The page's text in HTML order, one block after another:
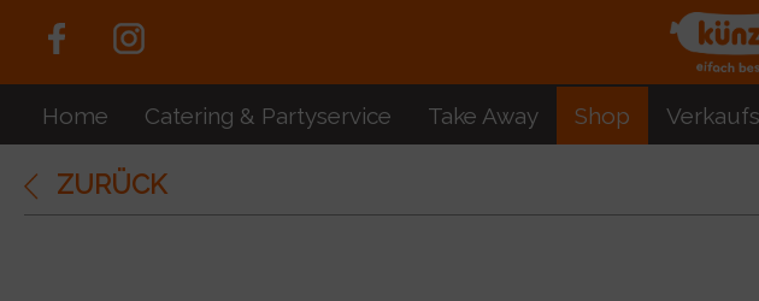
Home Catering & Partyservice Take Away Shop
ZURÜCK